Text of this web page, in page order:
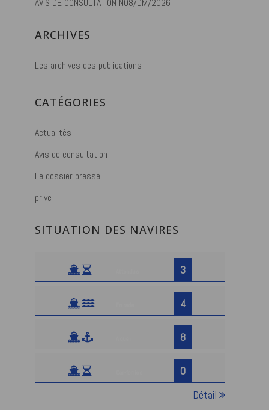
AVIS DE CONSULTATION N08/DM/2026
ARCHIVES
Les archives des publications
CATÉGORIES
Actualités
Avis de consultation
Le dossier presse
prive
SITUATION DES NAVIRES
3
4
8
0
Détail